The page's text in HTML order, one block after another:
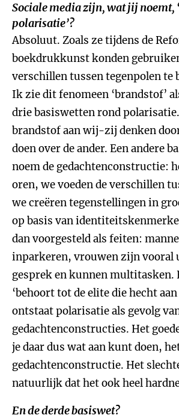
Sociale media zijn, wat jij noemt,
polarisatie’?
Absoluut. Zoals ze tijdens de
boekdrukkunst konden
verschillen tussen tegenpolen te
Ik zie dit fenomeen ‘brandstof’
drie basiswetten rond
brandstof aan wij-zij denken
doen over de ander. Een andere
noem de gedachtenconstructie:
oren, we voeden de verschillen
we creëren tegenstellingen in
op basis van
dan voorgesteld als feiten:
inparkeren, vrouwen zijn vooral
gesprek en kunnen multitasken.
‘behoort tot de elite die hecht
ontstaat polarisatie als gevolg
gedachtenconstructies. Het
je daar dus wat aan kunt doen,
gedachtenconstructie. Het
natuurlijk dat het ook heel
En de derde basiswet?